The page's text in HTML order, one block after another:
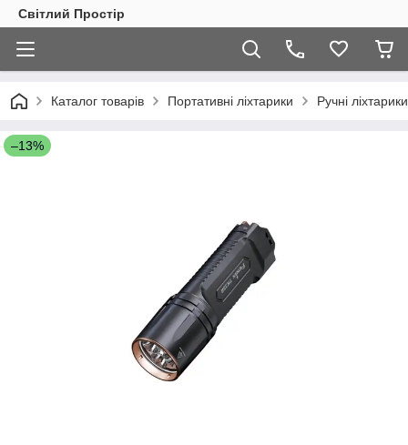
Світлий Простір
Каталог товарів Портативні ліхтарики Ручні ліхтарики
–13%